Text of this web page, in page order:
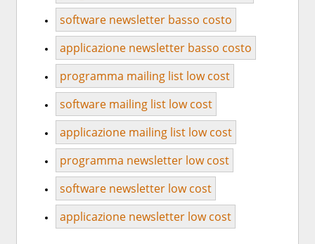
software newsletter basso costo
applicazione newsletter basso costo
programma mailing list low cost
software mailing list low cost
applicazione mailing list low cost
programma newsletter low cost
software newsletter low cost
applicazione newsletter low cost